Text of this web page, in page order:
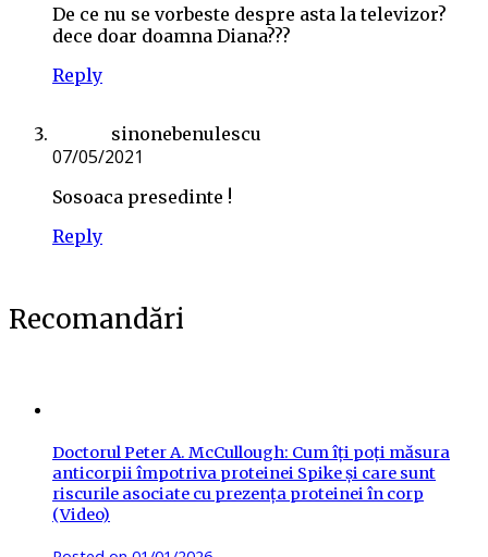
De ce nu se vorbeste despre asta la televizor?
dece doar doamna Diana???
Reply
sinonebenulescu
07/05/2021
Sosoaca presedinte !
Reply
Recomandări
Doctorul Peter A. McCullough: Cum îți poți măsura
anticorpii împotriva proteinei Spike și care sunt
riscurile asociate cu prezența proteinei în corp
(Video)